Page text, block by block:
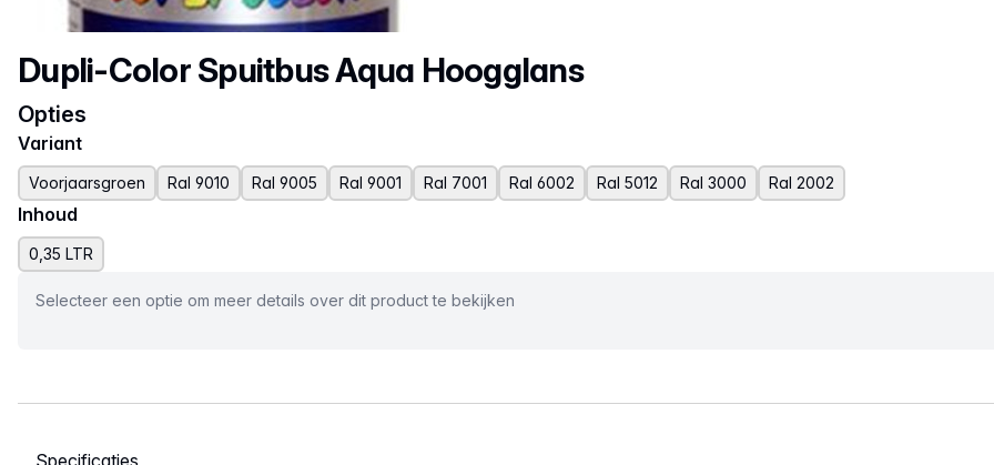
Productnaam
Dupli-Color Spuitbus Aqua Hoogglans
Opties
Variant
Voorjaarsgroen Ral 9010 Ral 9005 Ral 9001 Ral 7001 Ral 6002 Ral 5012 Ral 3000 Ral 2002
Inhoud
0,35 LTR
Selecteer een optie om meer details over dit product te bekijken
Selecteer een tabblad